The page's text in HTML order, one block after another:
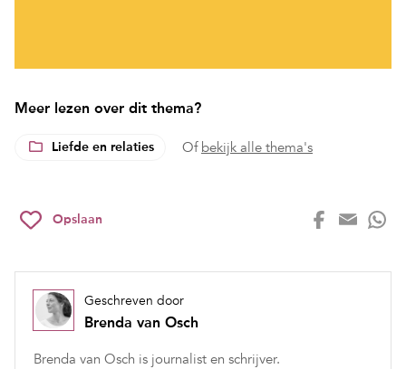
Meer lezen over dit thema?
Liefde en relaties Of bekijk alle thema's
Opslaan
Geschreven door
Brenda van Osch
Brenda van Osch is journalist en schrijver.